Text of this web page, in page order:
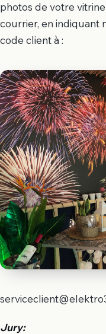
photos de votre
courrier, en indiquant
code client à :
Jury: